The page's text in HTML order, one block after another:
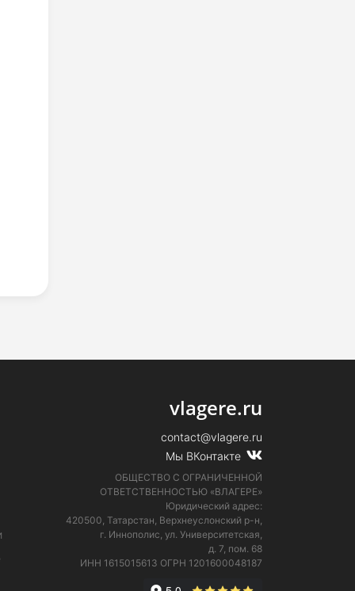
vlagere.ru
contact@vlagere.ru
Мы ВКонтакте
ОБЩЕСТВО С ОГРАНИЧЕННОЙ
ОТВЕТСТВЕННОСТЬЮ «ВЛАГЕРЕ»
Юридический адрес:
420500, Татарстан, Верхнеуслонский р-н,
г. Иннополис, ул. Университетская,
д. 7, пом. 68
ИНН 1615015613 ОГРН 1201600048187